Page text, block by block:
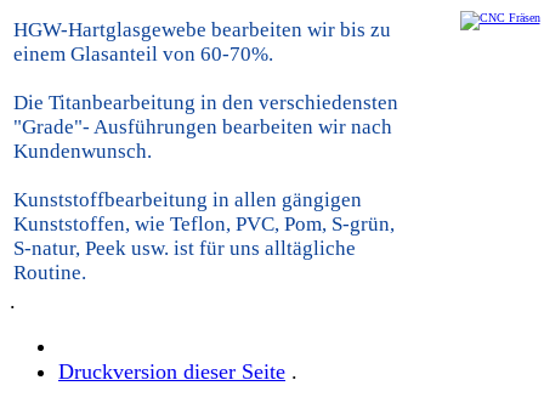
HGW-Hartglasgewebe bearbeiten wir bis zu
einem Glasanteil von 60-70%.
Die Titanbearbeitung in den verschiedensten
"Grade"- Ausführungen bearbeiten wir nach
Kundenwunsch.
Kunststoffbearbeitung in allen gängigen
Kunststoffen, wie Teflon, PVC, Pom, S-grün,
S-natur, Peek usw. ist für uns alltägliche
Routine.
.
Druckversion dieser Seite .